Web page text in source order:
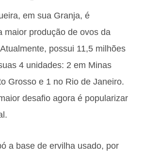
em sua Granja, é
maior produção de ovos da
possui 11,5 milhões
4 unidades: 2 em Minas
Grosso e 1 no Rio de Janeiro.
desafio agora é popularizar
a base de ervilha usado, por